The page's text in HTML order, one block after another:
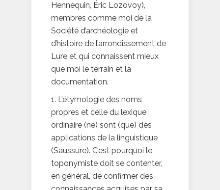
Hennequin, Éric Lozovoy),
membres comme moi de la
Société d’archéologie et
d’histoire de l’arrondissement de
Lure et qui connaissent mieux
que moi le terrain et la
documentation.
1. L’étymologie des noms
propres et celle du lexique
ordinaire (ne) sont (que) des
applications de la linguistique
(Saussure). C’est pourquoi le
toponymiste doit se contenter,
en général, de confirmer des